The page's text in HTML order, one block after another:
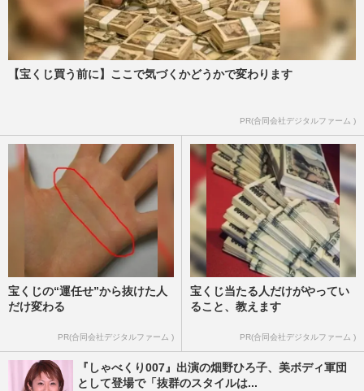
【宝くじ買う前に】ここで気づくかどうかで変わります
PR(合同会社デジタルファーム )
宝くじの“運任せ”から抜けた人
だけ変わる
PR(合同会社デジタルファーム )
宝くじ当たる人だけがやってい
ること、教えます
PR(合同会社デジタルファーム )
『しゃべくり007』出演の畑野ひろ子、美ボディ軍団
として登場で「抜群のスタイルは...